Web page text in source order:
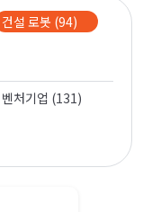
건설 로봇 (94)
벤처기업 (131)